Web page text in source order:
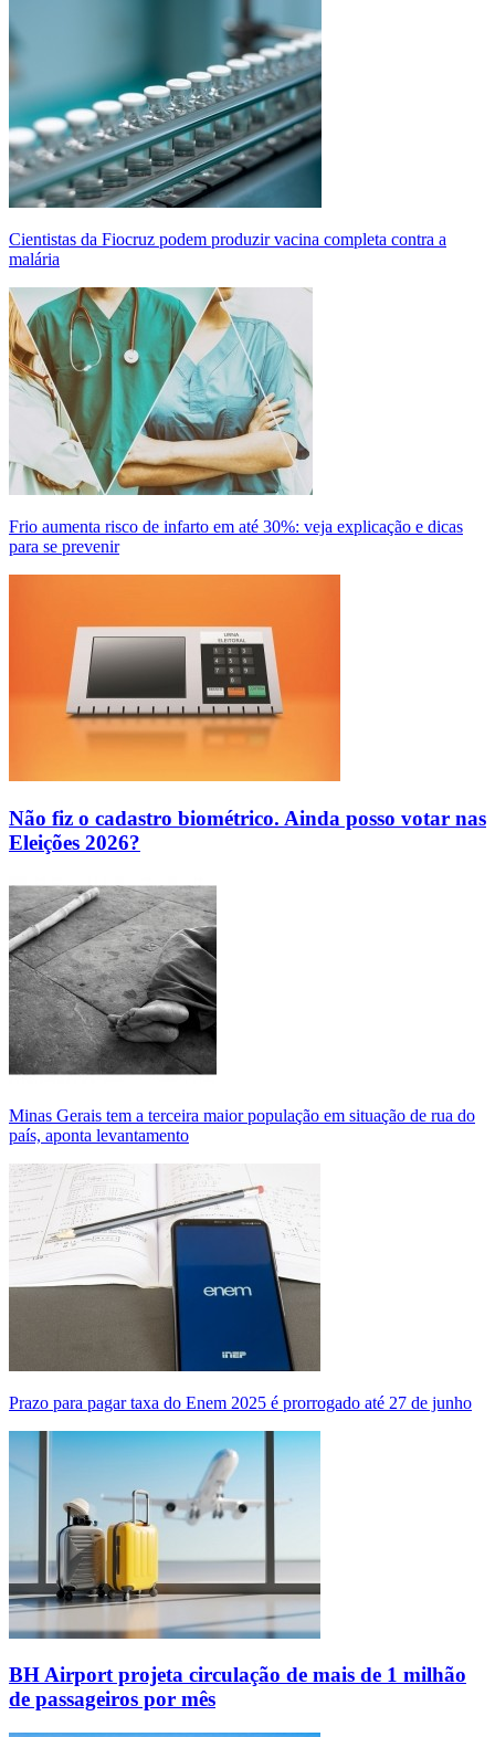
Cientistas da Fiocruz podem produzir vacina completa contra a
malária
Frio aumenta risco de infarto em até 30%: veja explicação e dicas
para se prevenir
Não fiz o cadastro biométrico. Ainda posso votar nas
Eleições 2026?
Minas Gerais tem a terceira maior população em situação de rua do
país, aponta levantamento
Prazo para pagar taxa do Enem 2025 é prorrogado até 27 de junho
BH Airport projeta circulação de mais de 1 milhão
de passageiros por mês